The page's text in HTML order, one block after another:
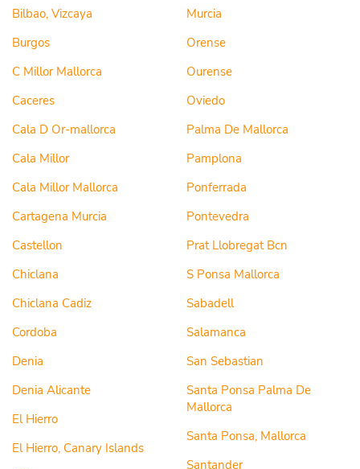
Bilbao, Vizcaya
Burgos
C Millor Mallorca
Caceres
Cala D Or-mallorca
Cala Millor
Cala Millor Mallorca
Cartagena Murcia
Castellon
Chiclana
Chiclana Cadiz
Cordoba
Denia
Denia Alicante
El Hierro
El Hierro, Canary Islands
Murcia
Orense
Ourense
Oviedo
Palma De Mallorca
Pamplona
Ponferrada
Pontevedra
Prat Llobregat Bcn
S Ponsa Mallorca
Sabadell
Salamanca
San Sebastian
Santa Ponsa Palma De
Mallorca
Santa Ponsa, Mallorca
Santander